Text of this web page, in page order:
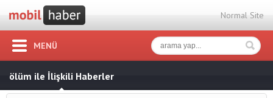
Normal Site
MENÜ
ölüm ile İlişkili Haberler